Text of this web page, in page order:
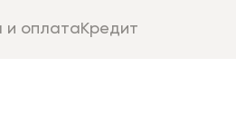
и оплатаКредит